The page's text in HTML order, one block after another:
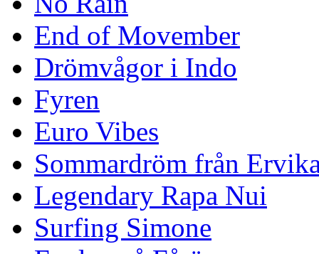
End of Movember
Drömvågor i Indo
Fyren
Euro Vibes
Sommardröm från
Legendary Rapa Nui
Surfing Simone